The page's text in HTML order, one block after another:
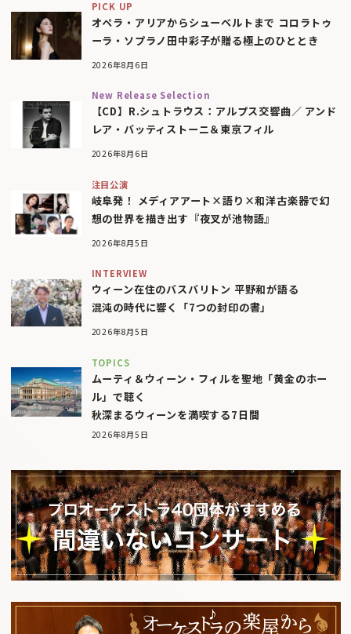
PICK UP
オペラ・アリアからシューベルトまで コロラトゥ
ーラ・ソプラノ田中彩子が贈る極上のひととき
2026年8月6日
New Release Selection
【CD】R.シュトラウス：アルプス交響曲／ アンド
レア・バッティストーニ＆東京フィル
2026年8月6日
注目公演
岐阜発！ メディアアート×語り×和洋古楽器で幻
想の世界を描き出す『夜叉が池物語』
2026年8月5日
INTERVIEW
ウィーン在住のバスバリトン 平野和が語る
混沌の時代に響く「7つの封印の書」
2026年8月5日
TOPICS
ムーティ＆ウィーン・フィルを聖地「黄金のホー
ル」で聴く
秋深まるウィーンを満喫する7日間
2026年8月5日